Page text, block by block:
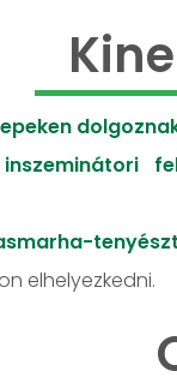
elhelyezkedni.